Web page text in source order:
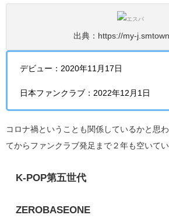
出典：https://my-
デビュー：2020年11月17日
日本ファンクラブ：2022年12月1日
コロナ禍ということも関係しているかと思
てからファンクラブ発足まで２年も空いてい
K-POP第五世代
ZEROBASEONE